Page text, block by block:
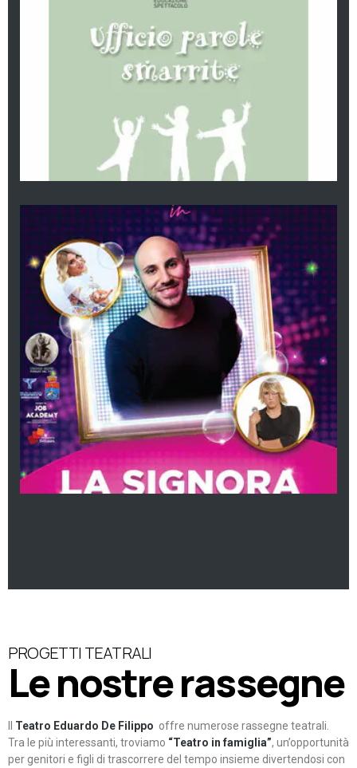
PROGETTI TEATRALI
Le nostre rassegne
Teatro Eduardo De Filippo offre numerose rassegne teatrali.
Tra le più interessanti, troviamo “Teatro in famiglia”, un’opportunità
per genitori e figli di trascorrere del tempo insieme divertendosi con